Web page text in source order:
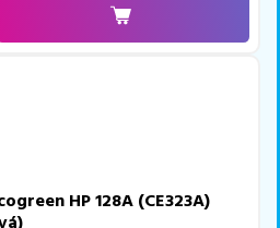
HP 128A (CE323A)